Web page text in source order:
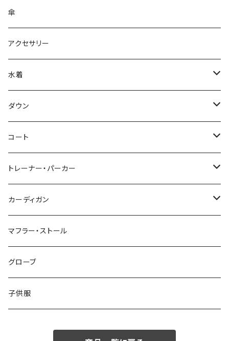
傘
アクセサリー
水着
～44/S
46/M
48/L
50/XL～
ダウン
～44/S
46/M
48/L
50/XL～
コート
～44/S
46/M
48/L
50/XL～
トレーナー・パーカー
～44/S
46/M
48/L
50/XL～
カーディガン
～44/S
46/M
48/L
マフラー・ストール
グローブ
子供服